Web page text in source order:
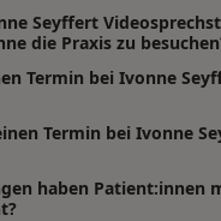
Seyffert
die Praxis zu
Termin bei Ivonne
Termin bei Ivonne
haben Patient:innen